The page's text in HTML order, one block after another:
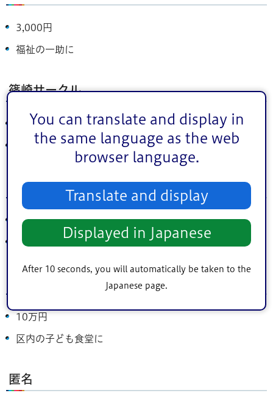
You can translate and display in
the same language as the web
browser language.
Translate and display
Displayed in Japanese
After 10 seconds, you will automatically be taken to the
Japanese page.
3,000円
福祉の一助に
篠崎サークル
3,400円（2回分）
リサイクルフリーマーケット収益の一部
田中多美子
5,000円
区内の子ども食堂に
10万円
区内の子ども食堂に
匿名